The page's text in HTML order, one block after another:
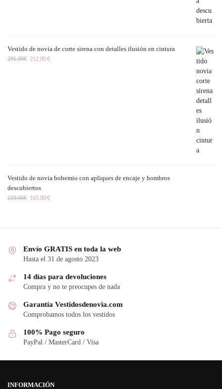
Vestido de novia de corte sirena con detalles ilusión en cintura
291.00€ 212.00€
Vestido de novia bohemio con apliques de encaje y hombros
descubiertos
229.00€ 165.00€
Envío GRATIS en toda la web
Hasta el 31 de agosto 2023
14 días para devoluciones
Compra y no te preocupes de nada
Garantía Vestidosdenovia.com
Comprobamos todos los vestidos
100% Pago seguro
PayPal / MasterCard / Visa
INFORMACIÓN